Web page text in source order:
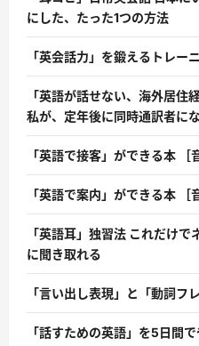
にした、たった1つの方法
「英会話力」を鍛えるトレー
「英語が話せない、海外居住
私が、定年後に同時通訳者に
「英語で接客」ができる本 ［
「英語で案内」ができる本 ［
「英語耳」独習法 これだけ
に聞き取れる
「言い出し表現」と「動詞フ
「話すための英語」を5日間